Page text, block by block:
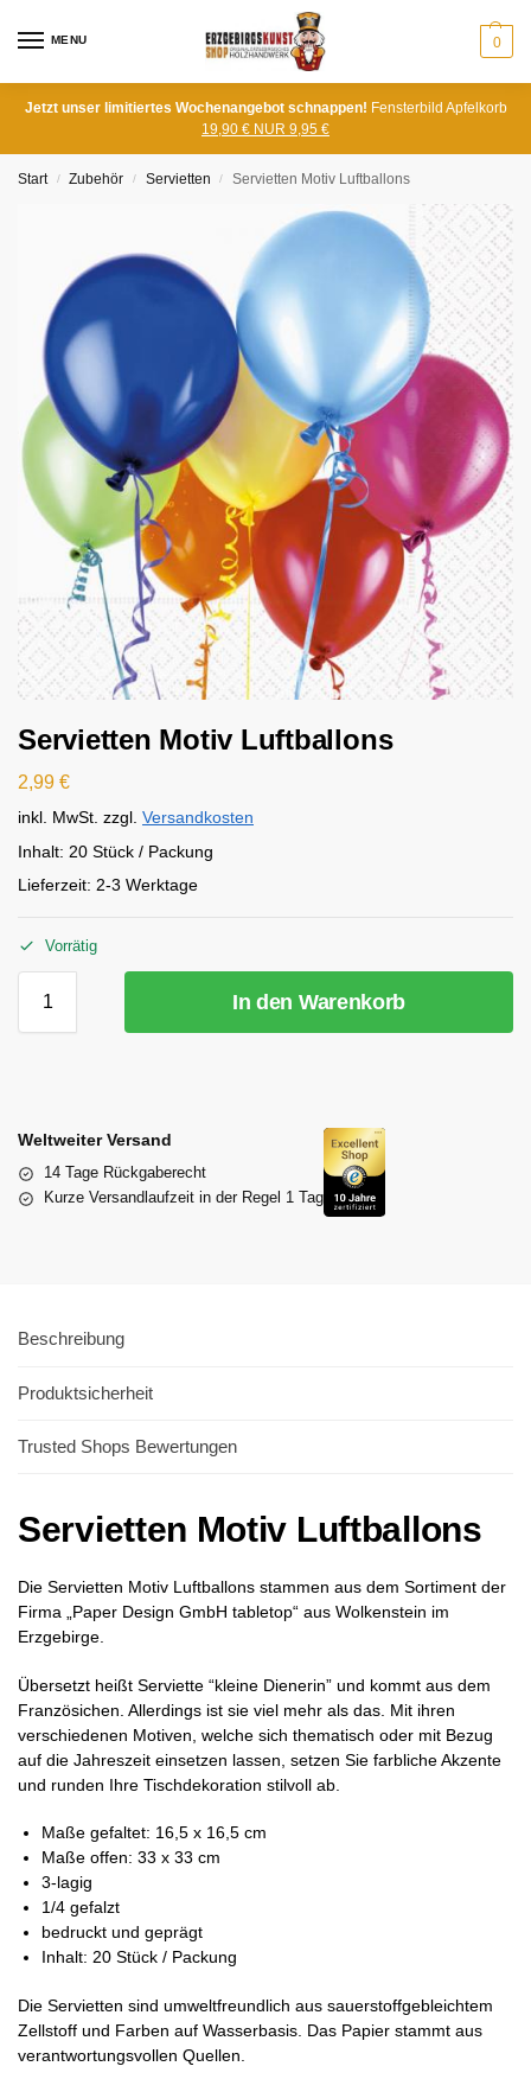
MENU 0
Jetzt unser limitiertes Wochenangebot schnappen! Fensterbild Apfelkorb
19,90 € NUR 9,95 €
Start / Zubehör / Servietten / Servietten Motiv Luftballons
Servietten Motiv Luftballons
2,99 €
inkl. MwSt. zzgl. Versandkosten
Inhalt: 20 Stück / Packung
Lieferzeit: 2-3 Werktage
Vorrätig
In den Warenkorb
Weltweiter Versand
14 Tage Rückgaberecht
Kurze Versandlaufzeit in der Regel 1 Tag
Beschreibung
Produktsicherheit
Trusted Shops Bewertungen
Servietten Motiv Luftballons
Die Servietten Motiv Luftballons stammen aus dem Sortiment der
Firma „Paper Design GmbH tabletop“ aus Wolkenstein im
Erzgebirge.
Übersetzt heißt Serviette “kleine Dienerin” und kommt aus dem
Französichen. Allerdings ist sie viel mehr als das. Mit ihren
verschiedenen Motiven, welche sich thematisch oder mit Bezug
auf die Jahreszeit einsetzen lassen, setzen Sie farbliche Akzente
und runden Ihre Tischdekoration stilvoll ab.
Maße gefaltet: 16,5 x 16,5 cm
Maße offen: 33 x 33 cm
3-lagig
1/4 gefalzt
bedruckt und geprägt
Inhalt: 20 Stück / Packung
Die Servietten sind umweltfreundlich aus sauerstoffgebleichtem
Zellstoff und Farben auf Wasserbasis. Das Papier stammt aus
verantwortungsvollen Quellen.